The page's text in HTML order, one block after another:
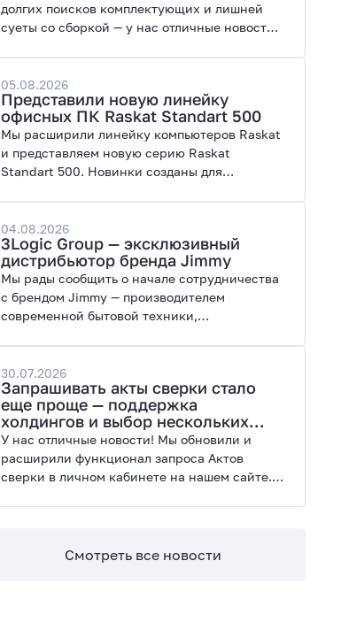
долгих поисков комплектующих и лишней
суеты со сборкой — у нас отличные новости.
графических нагрузок, современных игр и
работы с нейросетями.
05.08.2026
Представили новую линейку
офисных ПК Raskat Standart 500
Мы расширили линейку компьютеров Raskat
и представляем новую серию Raskat
Standart 500. Новинки созданы для
энергоэффективность и широкие
возможности модернизации.
04.08.2026
3Logic Group — эксклюзивный
дистрибьютор бренда Jimmy
Мы рады сообщить о начале сотрудничества
с брендом Jimmy — производителем
современной бытовой техники,
30.07.2026
Запрашивать акты сверки стало
еще проще — поддержка
холдингов и выбор нескольких
периодов
У нас отличные новости! Мы обновили и
расширили функционал запроса Актов
сверки в личном кабинете на нашем сайте.
Смотреть все новости